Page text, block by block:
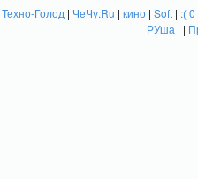
Техно-Голод | ЧеЧу.Ru | кино| Soft| :(
РУша | |